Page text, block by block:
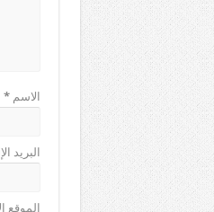
الاسم*
البريد
الموقع